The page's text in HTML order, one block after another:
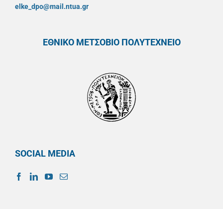
elke_dpo@mail.ntua.gr
ΕΘΝΙΚΟ ΜΕΤΣΟΒΙΟ ΠΟΛΥΤΕΧΝΕΙΟ
SOCIAL MEDIA